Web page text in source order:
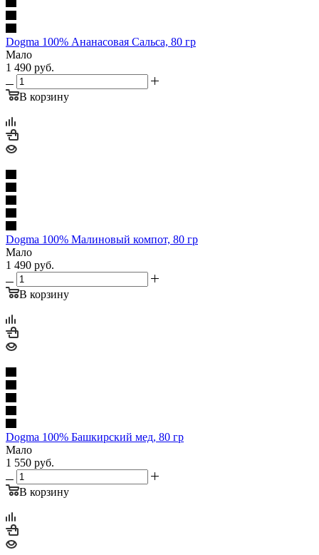
Dogma 100% Ананасовая Сальса, 80 гр
Мало
1 490 руб.
В корзину
Dogma 100% Малиновый компот, 80 гр
Мало
1 490 руб.
В корзину
Dogma 100% Башкирский мед, 80 гр
Мало
1 550 руб.
В корзину